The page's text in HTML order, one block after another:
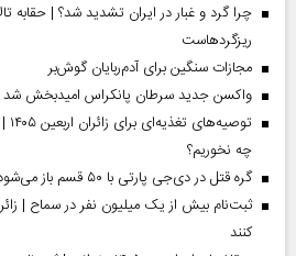
چرا گرد و غبار در ایران تشدید شد؟ | حقابه
ریزگردهاست
مجازات سنگین برای آدم‌ربایان گوش‌بر
واکسن جدید سرطان پانکراس امیدبخش شد
چه نخوریم؟
گره قتل در دی‌جی پارتی با ۵۰ قسم باز می‌شود
ثبت‌نام بیش از یک میلیون نفر در سماح |
کنند